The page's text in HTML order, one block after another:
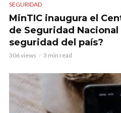
SEGURIDAD
MinTIC inaugura el
de Seguridad Nacional
seguridad del país?
306 views 3 min read